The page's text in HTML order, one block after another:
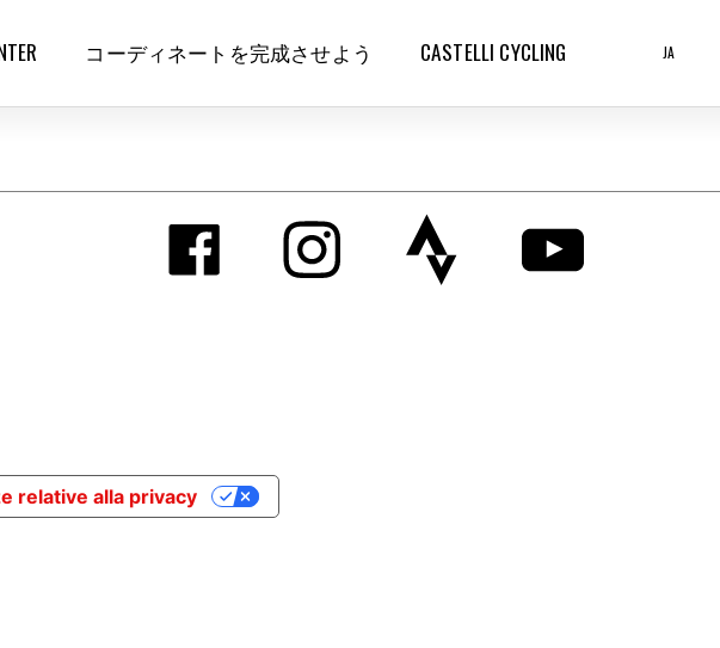
コーディネートを完成させよう CASTELLI CYCLING JA
relative alla privacy